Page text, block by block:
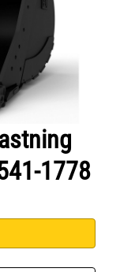
1778